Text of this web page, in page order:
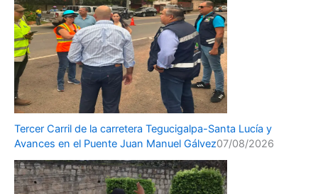
Tercer Carril de la carretera Tegucigalpa-Santa Lucía y
Avances en el Puente Juan Manuel Gálvez07/08/2026